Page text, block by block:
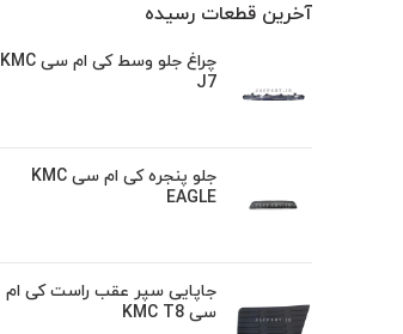
آخرین قطعات رسیده
چراغ جلو وسط کی ام سی KMC
J7
جلو پنجره کی ام سی KMC
EAGLE
جاپایی سپر عقب راست کی ام
سی KMC T8